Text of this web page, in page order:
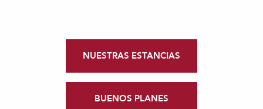
NUESTRAS ESTANCIAS
BUENOS PLANES